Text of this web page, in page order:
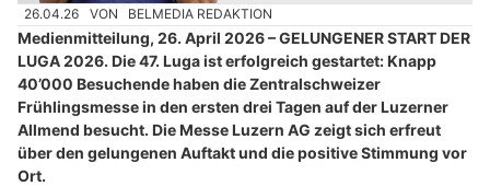
26.04.26 VON BELMEDIA REDAKTION
Medienmitteilung, 26. April 2026 – GELUNGENER START DER
LUGA 2026. Die 47. Luga ist erfolgreich gestartet: Knapp
40’000 Besuchende haben die Zentralschweizer
Frühlingsmesse in den ersten drei Tagen auf der Luzerner
Allmend besucht. Die Messe Luzern AG zeigt sich erfreut
über den gelungenen Auftakt und die positive Stimmung vor
Ort.